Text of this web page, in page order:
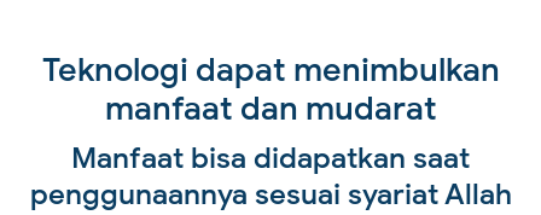
Teknologi dapat menimbulkan
manfaat dan mudarat
Manfaat bisa didapatkan saat
penggunaannya sesuai syariat Allah